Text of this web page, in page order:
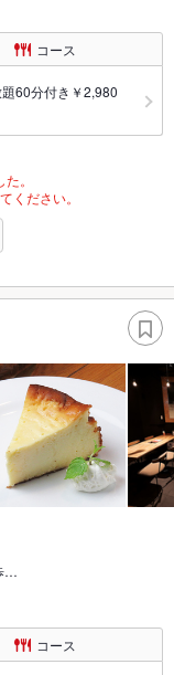
コース
60分付き￥2,980
。
ください。
…
コース